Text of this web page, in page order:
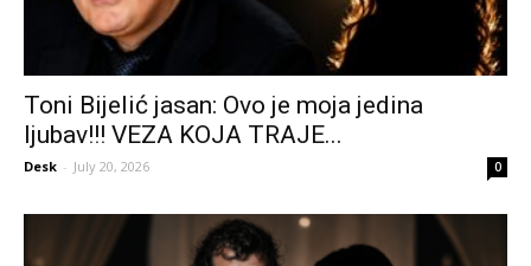
Toni Bijelić jasan: Ovo je moja jedina
ljubav!!! VEZA KOJA TRAJE...
Desk - July 20, 2026 0